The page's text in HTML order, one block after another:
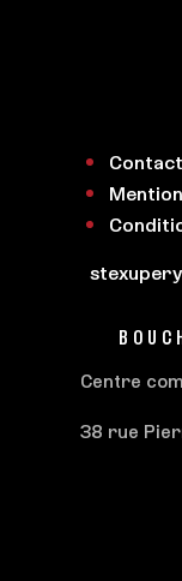
Contact
Centre
38 rue